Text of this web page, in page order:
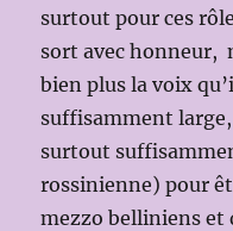
surtout pour ces
sort avec honneur,
bien plus la voix
suffisamment
surtout
rossinienne) pour
mezzo belliniens et